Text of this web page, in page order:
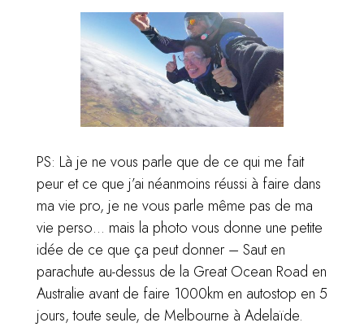
PS: Là je ne vous parle que de ce qui me fait
peur et ce que j’ai néanmoins réussi à faire dans
ma vie pro, je ne vous parle même pas de ma
vie perso… mais la photo vous donne une petite
idée de ce que ça peut donner – Saut en
parachute au-dessus de la Great Ocean Road en
Australie avant de faire 1000km en autostop en 5
jours, toute seule, de Melbourne à Adelaïde.